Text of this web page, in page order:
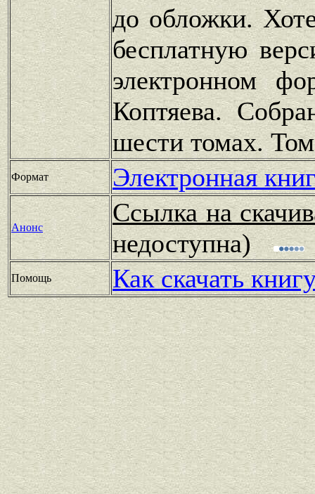
до обложки.
бесплатную
электронном
Коптяева.
шести томах.
Формат Электронная
Анонс
Ссылка на
недоступна)
Помощь Как скачать